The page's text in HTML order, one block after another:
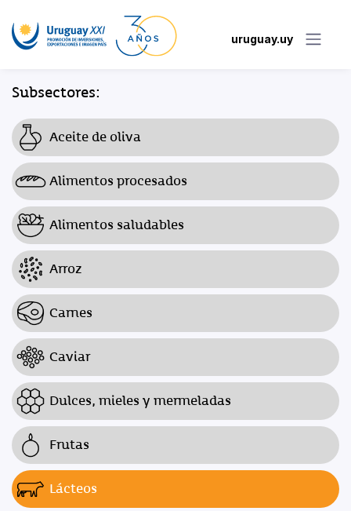
uruguay.uy
Subsectores:
Aceite de oliva
Alimentos procesados
Alimentos saludables
Arroz
Carnes
Caviar
Dulces, mieles y mermeladas
Frutas
Lácteos